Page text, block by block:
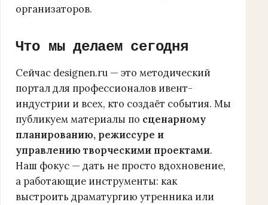
организаторов.
Что мы делаем сегодня
Сейчас designen.ru — это методический
портал для профессионалов ивент-
индустрии и всех, кто создаёт события. Мы
публикуем материалы по сценарному
планированию, режиссуре и
управлению творческими проектами.
Наш фокус — дать не просто вдохновение,
а работающие инструменты: как
выстроить драматургию утренника или